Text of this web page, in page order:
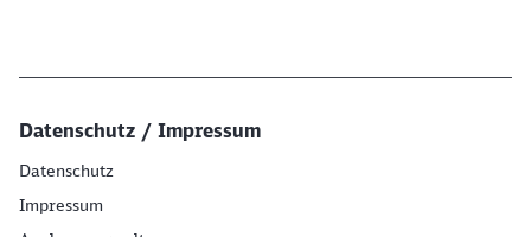
Datenschutz / Impressum
Datenschutz
Impressum